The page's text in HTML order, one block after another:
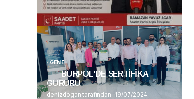
(başlıksız)
Alaattin Karahan tarafından 14/07/2026
GENEL
BURPOL’DE SERTİFİKA
GURURU
denizdogan tarafından 19/07/2024